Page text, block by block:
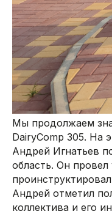
Мы продолжаем
DairyComp 305. На
Андрей Игнатьев
область. Он
Андрей отметил
коллектива и его